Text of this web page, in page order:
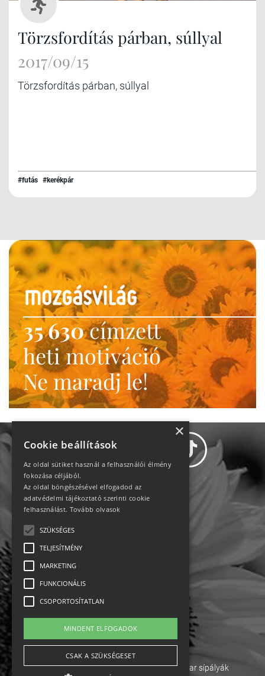
Törzsfordítás párban, súllyal
2017/09/15
Törzsfordítás párban, súllyal
#futás #kerékpár
35 630címzett
heti motiváció
Ne maradj le!
Adatvédelem
Impresszum-kapcsolat
English
Ebike Osztrák sípályák Magyar sípályák
×
Cookie beállítások
Az oldal sütiket használ a felhasználói élmény
fokozása céljából.
Az oldal böngészésével elfogadod az
adatvédelmi tájékoztató szerinti cookie
felhasználást. Tovább olvasok
SZÜKSÉGES
TELJESÍTMÉNY
MARKETING
FUNKCIONÁLIS
CSOPORTOSÍTATLAN
MINDENT ELFOGADOK
CSAK A SZÜKSÉGESET